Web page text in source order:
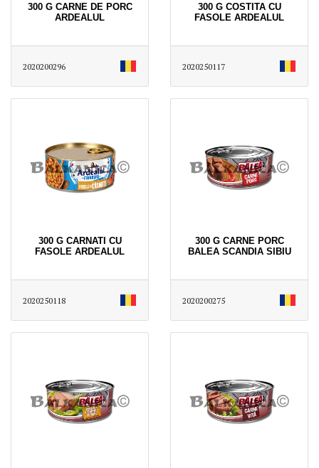
300 G CARNE DE PORC
ARDEALUL
2020200296
300 G COSTITA CU
FASOLE ARDEALUL
2020250117
300 G CARNATI CU
FASOLE ARDEALUL
2020250118
300 G CARNE PORC
BALEA SCANDIA SIBIU
2020200275